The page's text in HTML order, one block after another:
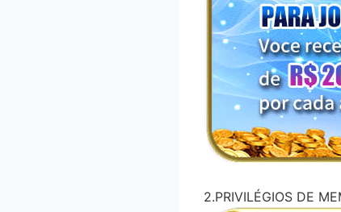
2.PRIVILÉGIOS DE